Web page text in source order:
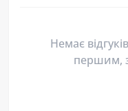
Немає
першим,